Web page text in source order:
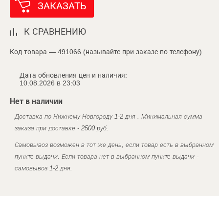
ЗАКАЗАТЬ
К СРАВНЕНИЮ
Код товара — 491066 (называйте при заказе по телефону)
Дата обновления цен и наличия:
10.08.2026 в 23:03
Нет в наличии
Доставка по Нижнему Новгороду 1-2 дня . Минимальная сумма
заказа при доставке - 2500 руб.
Самовывоз возможен в тот же день, если товар есть в выбранном
пункте выдачи. Если товара нет в выбранном пункте выдачи -
самовывоз 1-2 дня.